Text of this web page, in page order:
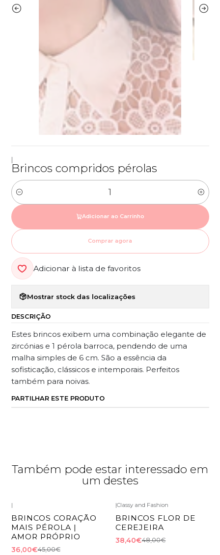
Brincos compridos pérolas
Quantidade
Adicionar ao Carrinho
Comprar agora
Adicionar à lista de favoritos
Mostrar stock das localizações
DESCRIÇÃO
Estes brincos exibem uma combinação elegante de
zircónias e 1 pérola barroca, pendendo de uma
malha simples de 6 cm. São a essência da
sofisticação, clássicos e intemporais. Perfeitos
também para noivas.
PARTILHAR ESTE PRODUTO
Também pode estar interessado em
um destes
|
BRINCOS CORAÇÃO
MAIS PÉROLA |
AMOR PRÓPRIO
36,00€45,00€
|Classy and Fashion
BRINCOS FLOR DE
CEREJEIRA
38,40€48,00€